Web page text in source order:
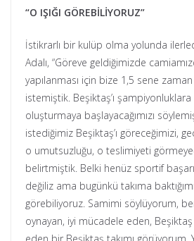
“O IŞIĞI GÖREBİLİYORUZ”
İstikrarlı bir kulüp olma yolunda
Adalı, “Göreve geldiğimizde
yapılanması için bize 1,5 sene
istemiştik. Beşiktaş’ı şampiyonluklara
oluşturmaya başlayacağımızı
istediğimiz Beşiktaş’ı göreceğimizi,
o umutsuzluğu, o teslimiyeti
belirtmiştik. Belki henüz sportif
değiliz ama bugünkü takıma
görebiliyoruz. Samimi söylüyorum,
oynayan, iyi mücadele eden, Beşiktaş